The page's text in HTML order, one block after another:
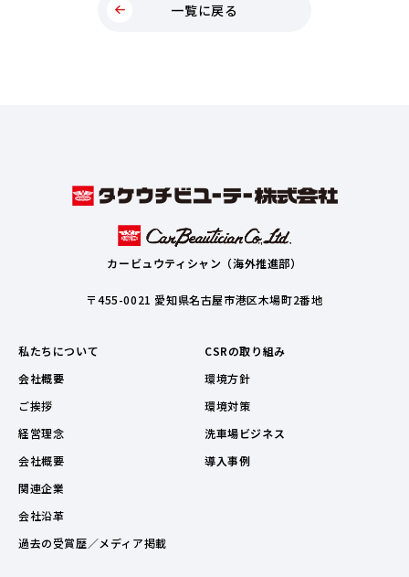
一覧に戻る
カービュウティシャン（海外推進部）
〒455-0021 愛知県名古屋市港区木場町2番地
私たちについて
会社概要
ご挨拶
経営理念
会社概要
関連企業
会社沿革
過去の受賞歴／メディア掲載
CSRの取り組み
環境方針
環境対策
洗車場ビジネス
導入事例